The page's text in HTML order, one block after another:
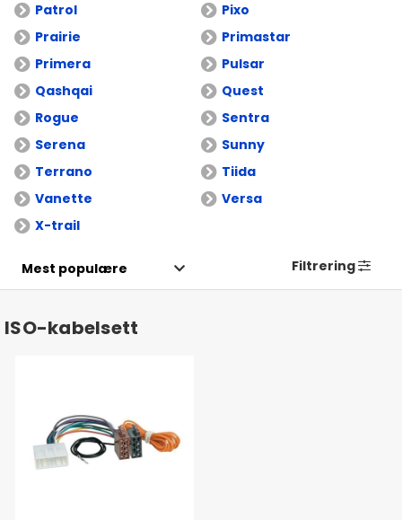
Patrol
Pixo
Prairie
Primastar
Primera
Pulsar
Qashqai
Quest
Rogue
Sentra
Serena
Sunny
Terrano
Tiida
Vanette
Versa
X-trail
Filtrering
ISO-kabelsett